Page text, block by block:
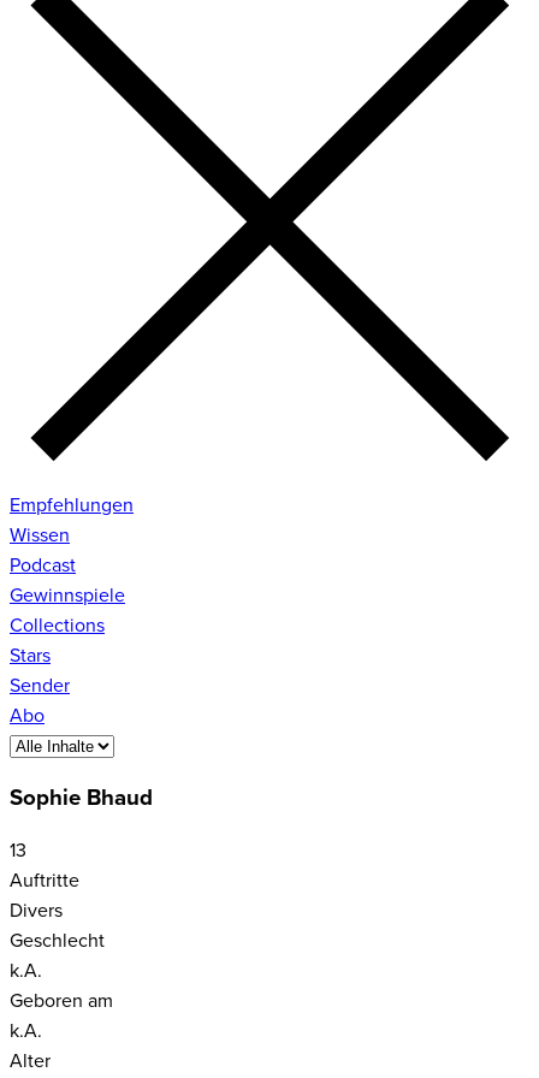
Empfehlungen
Wissen
Podcast
Gewinnspiele
Collections
Stars
Sender
Abo
Sophie Bhaud
13
Auftritte
Divers
Geschlecht
k.A.
Geboren am
k.A.
Alter